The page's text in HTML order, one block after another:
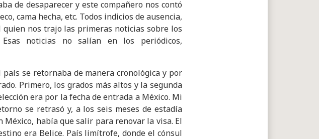
de desaparecer y este compañero nos contó
cama hecha, etc. Todos indicios de ausencia,
nos trajo las primeras noticias sobre los
noticias no salían en los periódicos,
país se retornaba de manera cronológica y por
Primero, los grados más altos y la segunda
era por la fecha de entrada a México. Mi
se retrasó y, a los seis meses de estadía
México, había que salir para renovar la visa. El
era Belice. País limítrofe, donde el cónsul